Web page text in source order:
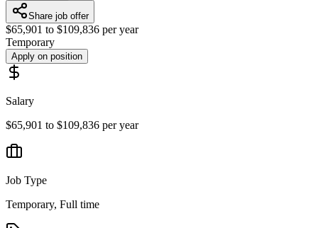
Share job offer
$65,901 to $109,836 per year
Temporary
Apply on position
Salary
$65,901 to $109,836 per year
Job Type
Temporary, Full time